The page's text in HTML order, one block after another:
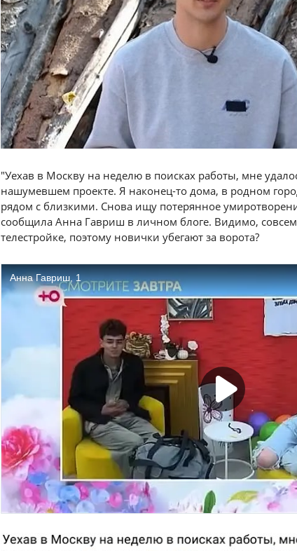
"Уехав в Москву на неделю в поисках работы, мне
нашумевшем проекте. Я наконец-то дома, в родном
рядом с близкими. Снова ищу потерянное
сообщила Анна Гавриш в личном блоге. Видимо,
телестройке, поэтому новички убегают за ворота?